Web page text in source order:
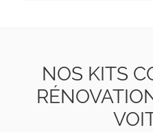
NOS KITS